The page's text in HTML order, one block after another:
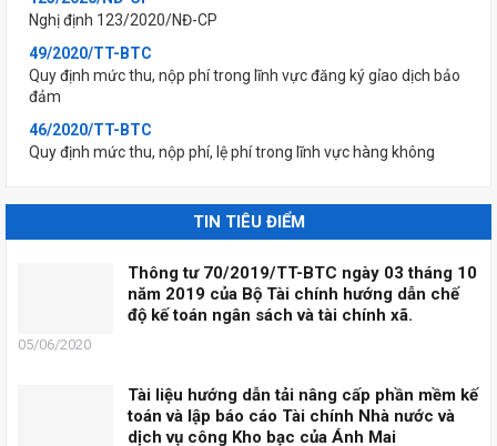
Nghị định 123/2020/NĐ-CP
49/2020/TT-BTC
Quy định mức thu, nộp phí trong lĩnh vực đăng ký gỉao dịch bảo
đảm
46/2020/TT-BTC
Quy định mức thu, nộp phí, lệ phí trong lĩnh vực hàng không
mã vạch nước ngoài và lệ phí sở hữu công nghiệp
Quy định mức thu, nộp phí thẩm định kỉnh doanh hàng hoá, dịch
vụ hạn chế kinh doanh; hàng hoá, dịch vụ kinh doanh có đỉều
kiện thuộc lĩnh vực thương mại và lệ phí cấp Giấy phép thành
lập Sở Giao dịch...
Quy định mức thu, nộp phí thẩm định nội dung tài liệu không
kinh doanh để cấp giấy phép xuất bản, lệ phí cấp giấy phép
nhập khẩu xuất bản phẩm không kinh doanh, lệ phí đăng ký
TIN TIÊU ĐIỂM
Thông tư 70/2019/TT-BTC ngày 03 tháng 10
năm 2019 của Bộ Tài chính hướng dẫn chế
độ kế toán ngân sách và tài chính xã.
05/06/2020
Tài liệu hướng dẫn tải nâng cấp phần mềm kế
toán và lập báo cáo Tài chính Nhà nước và
dịch vụ công Kho bạc của Ánh Mai